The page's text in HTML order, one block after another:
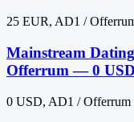
25 EUR, AD1 /
Mainstream
Offerrum — 0 USD
0 USD, AD1 / Offerrum